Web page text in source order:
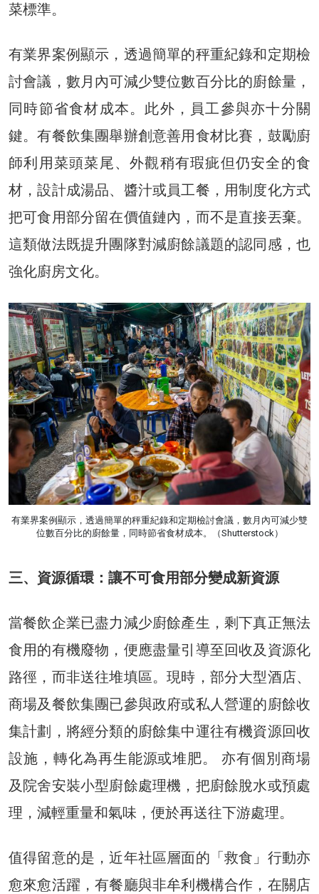
菜標準。
有業界案例顯示，透過簡單的秤重紀錄和定期檢
討會議，數月內可減少雙位數百分比的廚餘量，
同時節省食材成本。此外，員工參與亦十分關
鍵。有餐飲集團舉辦創意善用食材比賽，鼓勵廚
師利用菜頭菜尾、外觀稍有瑕疵但仍安全的食
材，設計成湯品、醬汁或員工餐，用制度化方式
把可食用部分留在價值鏈內，而不是直接丟棄。
這類做法既提升團隊對減廚餘議題的認同感，也
強化廚房文化。
有業界案例顯示，透過簡單的秤重紀錄和定期檢討會議，數月內可減少雙
位數百分比的廚餘量，同時節省食材成本。（Shutterstock）
三、資源循環：讓不可食用部分變成新資源
當餐飲企業已盡力減少廚餘產生，剩下真正無法
食用的有機廢物，便應盡量引導至回收及資源化
路徑，而非送往堆填區。現時，部分大型酒店、
商場及餐飲集團已參與政府或私人營運的廚餘收
集計劃，將經分類的廚餘集中運往有機資源回收
設施，轉化為再生能源或堆肥。 亦有個別商場
及院舍安裝小型廚餘處理機，把廚餘脫水或預處
理，減輕重量和氣味，便於再送往下游處理。
值得留意的是，近年社區層面的「救食」行動亦
愈來愈活躍，有餐廳與非牟利機構合作，在關店